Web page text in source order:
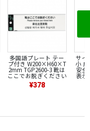
多国語プレート テー
プ付き W200×H60×T
2mm TGP2600-3 靴は
ここでお脱ぎください
¥378
サイ
小
安全
表示